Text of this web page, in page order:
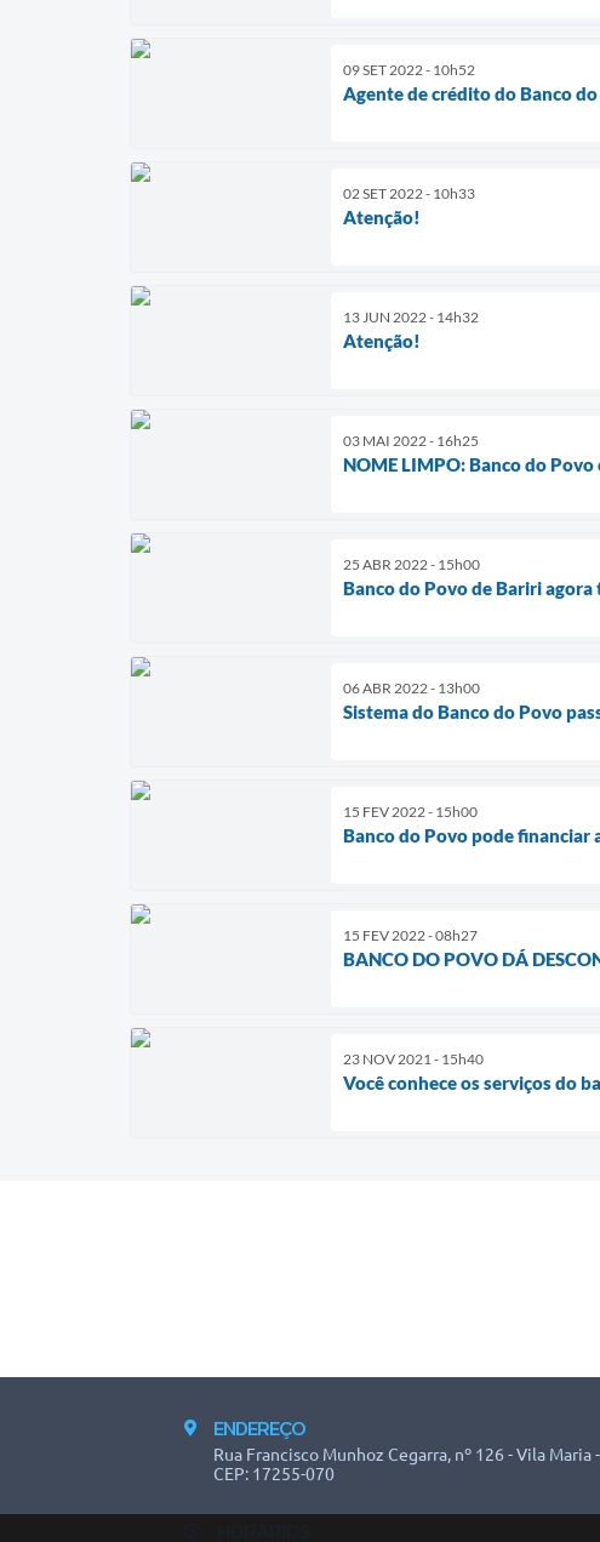
09 SET 2022 - 10h52
Agente de crédito do Banco
02 SET 2022 - 10h33
Atenção!
13 JUN 2022 - 14h32
Atenção!
03 MAI 2022 - 16h25
NOME LIMPO: Banco do
25 ABR 2022 - 15h00
Banco do Povo de Bariri
06 ABR 2022 - 13h00
Sistema do Banco do Povo
15 FEV 2022 - 15h00
Banco do Povo pode financiar
15 FEV 2022 - 08h27
BANCO DO POVO DÁ
23 NOV 2021 - 15h40
Você conhece os serviços do
ENDEREÇO
Rua Francisco Munhoz Cegarra, nº 126 - Vila Maria -
CEP: 17255-070